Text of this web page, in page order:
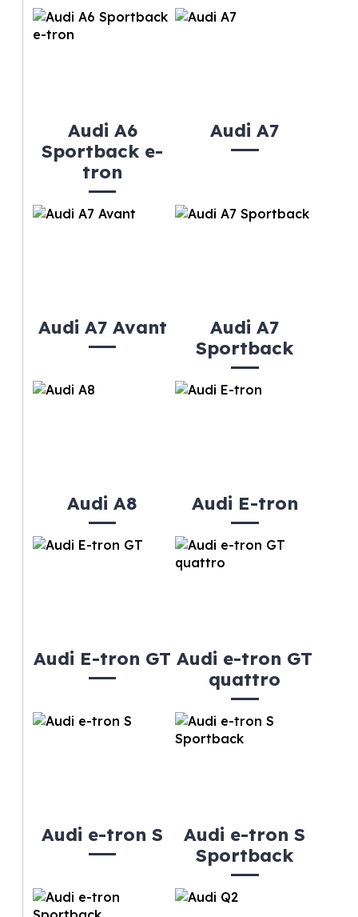
Audi A6
Sportback e-
tron
Audi A7
Audi A7 Avant
Audi A7
Sportback
Audi A8 Audi E-tron
Audi E-tron GT Audi e-tron GT
quattro
Audi e-tron S
Audi e-tron S
Sportback